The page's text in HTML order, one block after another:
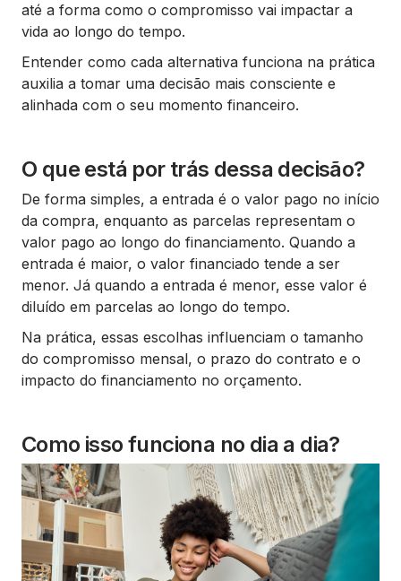
até a forma como o compromisso vai impactar a
vida ao longo do tempo.
Entender como cada alternativa funciona na prática
auxilia a tomar uma decisão mais consciente e
alinhada com o seu momento financeiro.
O que está por trás dessa decisão?
De forma simples, a entrada é o valor pago no início
da compra, enquanto as parcelas representam o
valor pago ao longo do financiamento. Quando a
entrada é maior, o valor financiado tende a ser
menor. Já quando a entrada é menor, esse valor é
diluído em parcelas ao longo do tempo.
Na prática, essas escolhas influenciam o tamanho
do compromisso mensal, o prazo do contrato e o
impacto do financiamento no orçamento.
Como isso funciona no dia a dia?